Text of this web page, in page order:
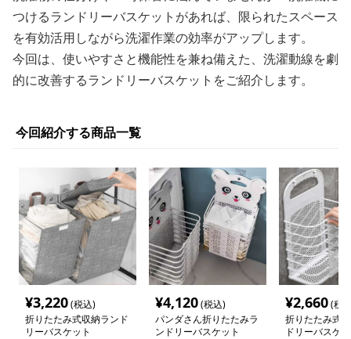
つけるランドリーバスケットがあれば、限られたスペース
を有効活用しながら洗濯作業の効率がアップします。
今回は、使いやすさと機能性を兼ね備えた、洗濯動線を劇
的に改善するランドリーバスケットをご紹介します。
今回紹介する商品一覧
¥3,220(税込)
折りたたみ式収納ランド
リーバスケット
¥4,120(税込)
パンダさん折りたたみラ
ンドリーバスケット
¥2,660(税
折りたたみ式
ドリーバスケ